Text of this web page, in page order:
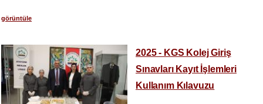
görüntüle
2025 - KGS Kolej Giriş
Sınavları Kayıt İşlemleri
Kullanım Kılavuzu